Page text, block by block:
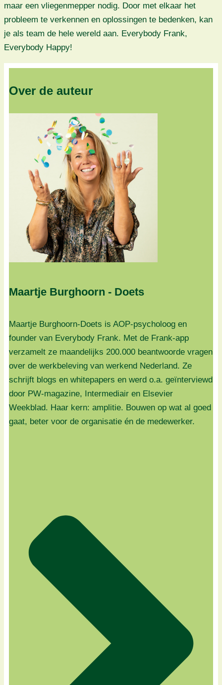
maar een vliegenmepper nodig. Door met elkaar het
probleem te verkennen en oplossingen te bedenken, kan
je als team de hele wereld aan. Everybody Frank,
Everybody Happy!
Over de auteur
Maartje Burghoorn - Doets
Maartje Burghoorn-Doets is AOP-psycholoog en
founder van Everybody Frank. Met de Frank-app
verzamelt ze maandelijks 200.000 beantwoorde vragen
over de werkbeleving van werkend Nederland. Ze
schrijft blogs en whitepapers en werd o.a. geïnterviewd
door PW-magazine, Intermediair en Elsevier
Weekblad. Haar kern: amplitie. Bouwen op wat al goed
gaat, beter voor de organisatie én de medewerker.